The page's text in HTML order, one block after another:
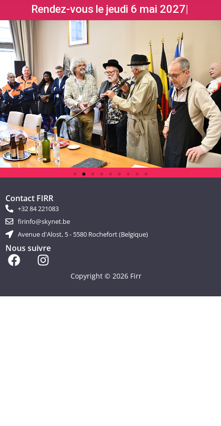
Rendez-vous le jeudi 6 mai 2027
Contact FIRR
+32 84 221083
firinfo@skynet.be
Avenue d'Alost, 5 - 5580 Rochefort (Belgique)
Nous suivre
Copyright © 2026 Firr